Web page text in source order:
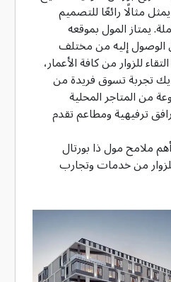
مثالًا رائعًا للتصميم
يمتاز المول بموقعه
الوصول إليه من مختلف
للزوار من كافة الأعمار،
تجربة تسوق فريدة من
من المتاجر المحلية
ترفيهية ومطاعم تقدم
ملامح مول ذا بورتال
من خدمات وتجارب